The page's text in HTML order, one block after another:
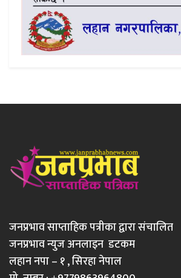
जनप्रभाव साप्ताहिक पत्रीका द्वारा संचालित
जनप्रभाव न्युज अनलाइन डटकम
लहान नपा – १ , सिरहा नेपाल